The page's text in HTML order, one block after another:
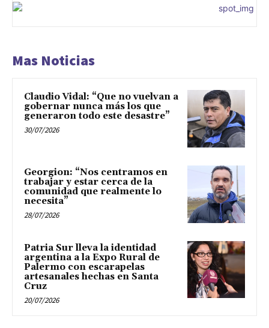
Mas Noticias
Claudio Vidal: “Que no vuelvan a
gobernar nunca más los que
generaron todo este desastre”
30/07/2026
Georgion: “Nos centramos en
trabajar y estar cerca de la
comunidad que realmente lo
necesita”
28/07/2026
Patria Sur lleva la identidad
argentina a la Expo Rural de
Palermo con escarapelas
artesanales hechas en Santa
Cruz
20/07/2026